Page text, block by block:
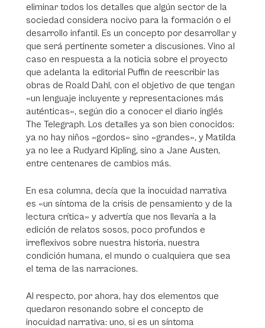
eliminar todos los detalles que algún sector de la
sociedad considera nocivo para la formación o el
desarrollo infantil. Es un concepto por desarrollar y
que será pertinente someter a discusiones. Vino al
caso en respuesta a la noticia sobre el proyecto
que adelanta la editorial Puffin de reescribir las
obras de Roald Dahl, con el objetivo de que tengan
«un lenguaje incluyente y representaciones más
auténticas», según dio a conocer el diario inglés
The Telegraph. Los detalles ya son bien conocidos:
ya no hay niños «gordos» sino «grandes», y Matilda
ya no lee a Rudyard Kipling, sino a Jane Austen,
entre centenares de cambios más.
En esa columna, decía que la inocuidad narrativa
es «un síntoma de la crisis de pensamiento y de la
lectura crítica» y advertía que nos llevaría a la
edición de relatos sosos, poco profundos e
irreflexivos sobre nuestra historia, nuestra
condición humana, el mundo o cualquiera que sea
el tema de las narraciones.
Al respecto, por ahora, hay dos elementos que
quedaron resonando sobre el concepto de
inocuidad narrativa: uno, si es un síntoma